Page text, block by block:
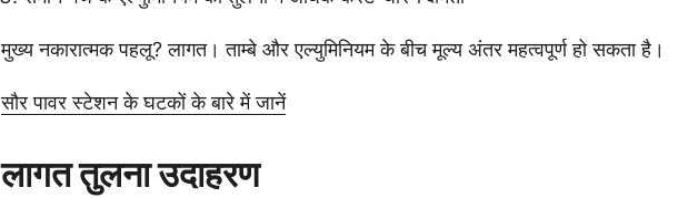
मुख्य नकारात्मक पहलू? लागत। ताम्बे और एल्युमिनियम के बीच मूल्य अंतर महत्वपूर्ण हो सकता है।
सौर पावर स्टेशन के घटकों के बारे में जानें
लागत तुलना उदाहरण